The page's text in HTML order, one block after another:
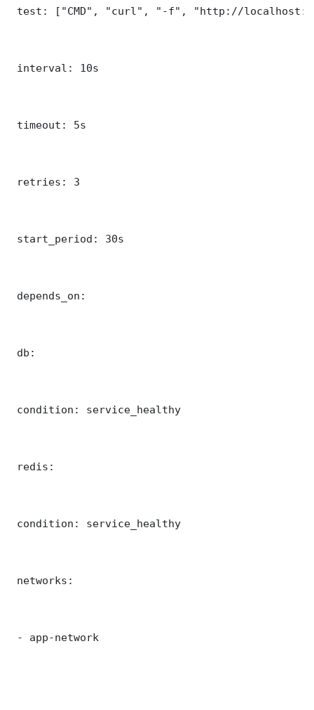
test: ["CMD", "curl", "-f", "http://
interval: 10s
timeout: 5s
retries: 3
start_period: 30s
depends_on:
db:
condition: service_healthy
redis:
condition: service_healthy
networks:
- app-network